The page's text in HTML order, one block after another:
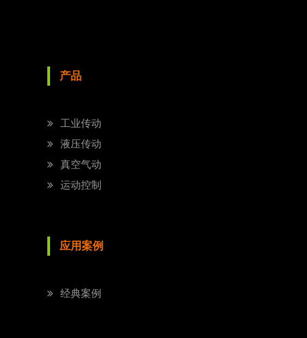
产品
工业传动
液压传动
真空气动
运动控制
应用案例
经典案例